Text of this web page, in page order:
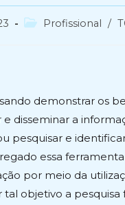
Categoria
Profissional /
demonstrar os
disseminar a
pesquisar e
essa
por meio da
objetivo a